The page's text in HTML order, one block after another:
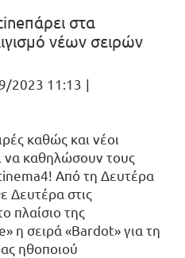
στα
νέων σειρών
2023 11:13 |
καθώς και νέοι
να καθηλώσουν τους
Από τη Δευτέρα
Δευτέρα στις
πλαίσιο της
η σειρά «Bardot» για τη
ηθοποιού